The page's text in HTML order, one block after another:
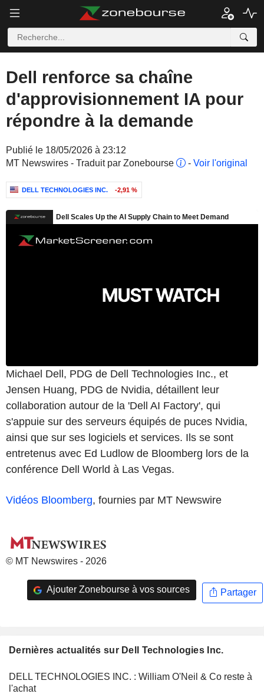
Dell renforce sa chaîne
d'approvisionnement IA pour
répondre à la demande
Publié le 18/05/2026 à 23:12
MT Newswires - Traduit par Zonebourse
- Voir l'original
DELL TECHNOLOGIES INC. -2,91 %
Michael Dell, PDG de Dell Technologies Inc., et
Jensen Huang, PDG de Nvidia, détaillent leur
collaboration autour de la 'Dell AI Factory', qui
s'appuie sur des serveurs équipés de puces Nvidia,
ainsi que sur ses logiciels et services. Ils se sont
entretenus avec Ed Ludlow de Bloomberg lors de la
conférence Dell World à Las Vegas.
Vidéos Bloomberg, fournies par MT Newswire
© MT Newswires - 2026
Ajouter Zonebourse à vos sources Partager
Dernières actualités sur Dell Technologies Inc.
DELL TECHNOLOGIES INC. : William O'Neil & Co reste à
l'achat